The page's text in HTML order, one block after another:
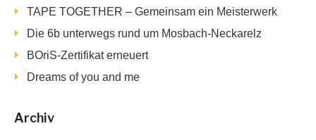
TAPE TOGETHER – Gemeinsam ein Meisterwerk
Die 6b unterwegs rund um Mosbach-Neckarelz
BOriS-Zertifikat erneuert
Dreams of you and me
Archiv